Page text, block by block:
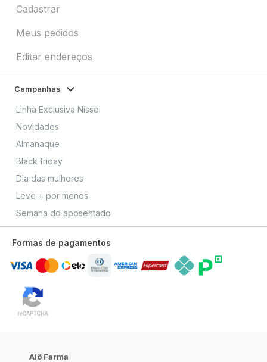
Cadastrar
Meus pedidos
Editar endereços
Campanhas
Linha Exclusiva Nissei
Novidades
Almanaque
Black friday
Dia das mulheres
Leve + por menos
Semana do aposentado
Formas de pagamentos
Alô Farma